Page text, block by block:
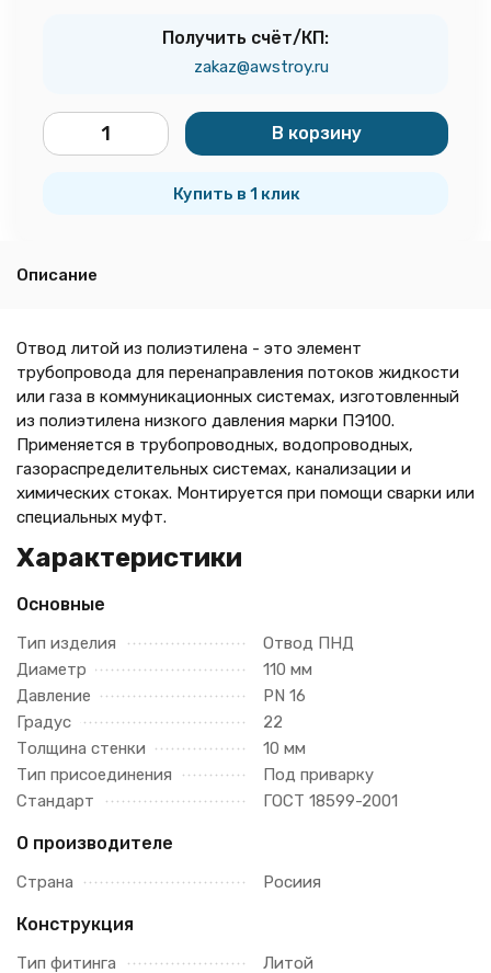
Получить счёт/КП:
zakaz@awstroy.ru
В корзину
Купить в 1 клик
Описание
Отвод литой из полиэтилена - это элемент
трубопровода для перенаправления потоков жидкости
или газа в коммуникационных системах, изготовленный
из полиэтилена низкого давления марки ПЭ100.
Применяется в трубопроводных, водопроводных,
газораспределительных системах, канализации и
химических стоках. Монтируется при помощи сварки или
специальных муфт.
Характеристики
Основные
Тип изделия
Отвод ПНД
Диаметр
110 мм
Давление
PN 16
Градус
22
Толщина стенки
10 мм
Тип присоединения
Под приварку
Стандарт
ГОСТ 18599-2001
О производителе
Страна Росиия
Конструкция
Тип фитинга
Литой